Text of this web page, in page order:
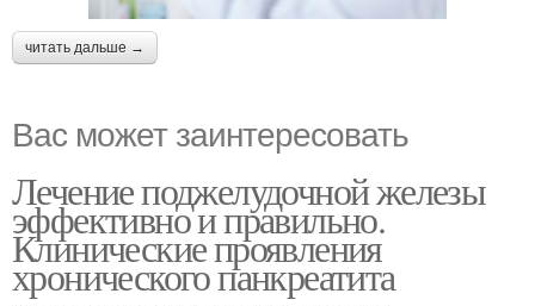
читать дальше →
Вас может заинтересовать
Лечение поджелудочной железы
эффективно и правильно.
Клинические проявления
хронического панкреатита